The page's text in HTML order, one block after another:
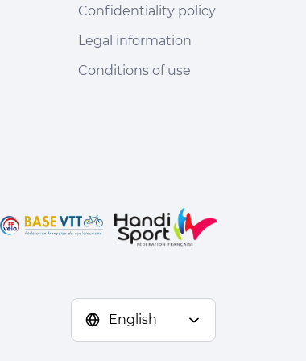
Confidentiality policy
Legal information
Conditions of use
English
Personnalisez vos préférences pour